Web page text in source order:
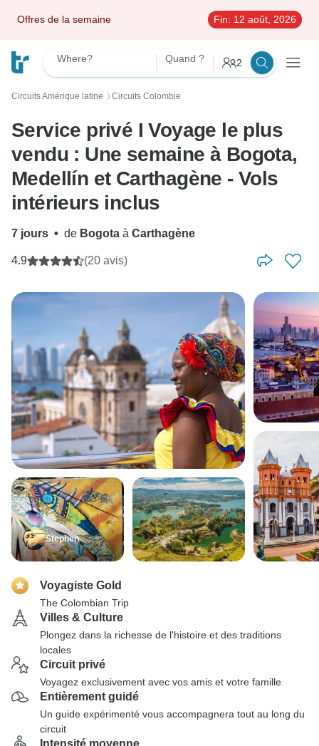
Offres de la semaine Fin: 12 août, 2026
Where? Quand ? 2
Circuits Amérique latine 〉 Circuits Colombie
Service privé I Voyage le plus
vendu : Une semaine à Bogota,
Medellín et Carthagène - Vols
intérieurs inclus
7 jours • de Bogota à Carthagène
4.9 (20 avis)
Stephen
Voyagiste Gold
The Colombian Trip
Villes & Culture
Plongez dans la richesse de l'histoire et des traditions
locales
Circuit privé
Voyagez exclusivement avec vos amis et votre famille
Entièrement guidé
Un guide expérimenté vous accompagnera tout au long du
circuit
Intensité moyenne